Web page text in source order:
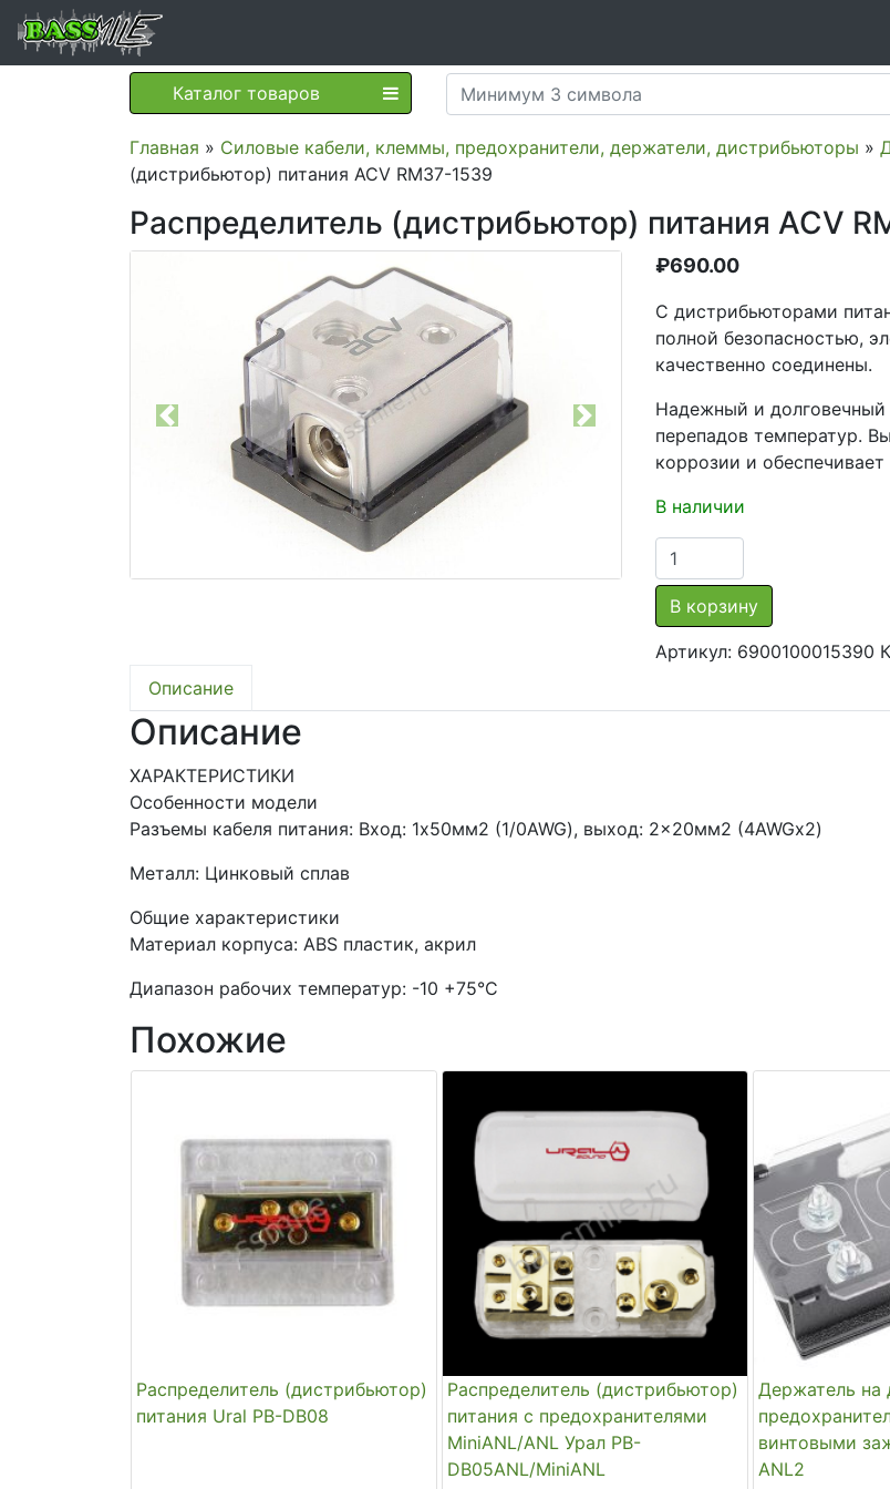
Каталог товаров
Главная » Силовые кабели, клеммы, предохранители, держатели, дистрибьюторы »
(дистрибьютор) питания ACV RM37-1539
Распределитель (дистрибьютор) питания ACV
Previous Next
₽690.00
С дистрибьюторами
полной безопасностью,
качественно соединены.
Надежный и
перепадов температур.
коррозии и
В наличии
Количество
товара
Распределитель
(дистрибьютор)
питания
RM37-
В корзину
Артикул: 6900100015390
Описание
Описание
ХАРАКТЕРИСТИКИ
Особенности модели
Разъемы кабеля питания: Вход: 1х50мм2 (1/0AWG), выход: 2×20мм2 (4AWGx2)
Металл: Цинковый сплав
Общие характеристики
Материал корпуса: ABS пластик, акрил
Диапазон рабочих температур: -10 +75°C
Похожие
Распределитель (дистрибьютор)
питания Ural PB-DB08
Распределитель (дистрибьютор)
питания c предохранителями
MiniANL/ANL Урал PB-
DB05ANL/MiniANL
Держатель на
винтовыми
ANL2